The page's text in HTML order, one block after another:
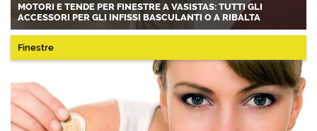
MOTORI E TENDE PER FINESTRE A VASISTAS: TUTTI GLI
ACCESSORI PER GLI INFISSI BASCULANTI O A RIBALTA
Finestre